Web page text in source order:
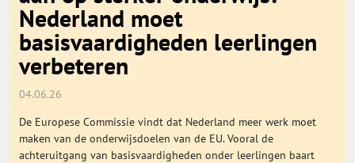
Favorieten
Categorie
Onderwijs Totaal
Nederland moet
basisvaardigheden leerlingen
verbeteren
04.06.26
De Europese Commissie vindt dat Nederland meer werk moet
maken van de onderwijsdoelen van de EU. Vooral de
achteruitgang van basisvaardigheden onder leerlingen baart